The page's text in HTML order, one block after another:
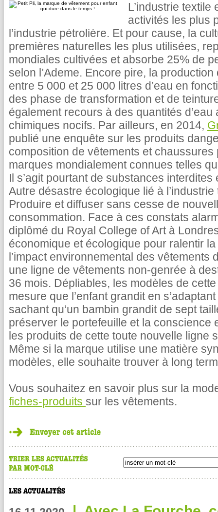
L’industrie
activités les plus
l’industrie pétrolière. Et pour cause, la
premières naturelles les plus utilisées,
mondiales cultivées et absorbe 25% de
selon l’Ademe. Encore pire, la
entre 5 000 et 25 000 litres d’eau en
des phase de transformation et de
également recours à des quantités
chimiques nocifs. Par ailleurs, en 2014,
publié une enquête sur les produits
composition de vêtements et
marques mondialement connues telles
Il s’agit pourtant de substances
Autre désastre écologique lié à
Produire et diffuser sans cesse de
consommation. Face à ces constats
diplômé du Royal College of Art à
économique et écologique pour ralentir
l’impact environnemental des vêtements
une ligne de vêtements non-genrée à
36 mois. Dépliables, les modèles de
mesure que l’enfant grandit en
sachant qu’un bambin grandit de sept
préserver le portefeuille et la conscience
les produits de cette toute nouvelle ligne
Même si la marque utilise une matière
modèles, elle souhaite trouver à long
Vous souhaitez en savoir plus sur la
fiches-produits sur les vêtements.